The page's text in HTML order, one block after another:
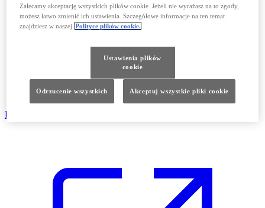
Dobierz akcesoria NX
Zalecamy akceptację wszystkich plików cookie. Jeżeli nie wyrażasz na to zgody,
możesz łatwo zmienić ich ustawienia. Szczegółowe informacje na ten temat
znajdziesz w naszej Polityce plików cookie.
Ustawienia plików
cookie
Odrzucenie wszystkich Akceptuj wszystkie pliki cookie